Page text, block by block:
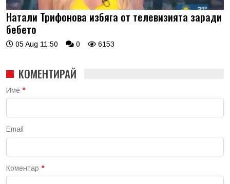
Натали Трифонова избяга от телевизията заради
бебето
05 Aug 11:50 0 6153
КОМЕНТИРАЙ
Име *
Email
Коментар *